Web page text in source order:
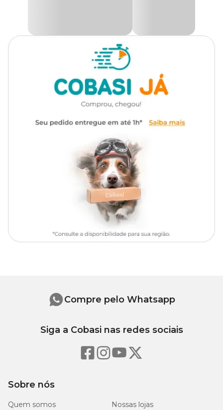
quem deseja destacar suas plantas de maneira sofisticada. Ele
combina com diferentes estilos de decoração e pode ser usado
tanto em espaços internos quanto externos, oferecendo beleza e
Encaixe Exclusivo Raiz
Cachepô Duepossui um encaixe exclusivo que transforma o
possui um encaixe exclusivo que transforma o vaso em uma peça
de destaque e originalidade. Ao empilhar os vasos, é possível criar
formas que lembram taças, castiçais ou até ampulhetas,
adicionando um toque de elegância e sofisticação ao ambiente.
Esse sistema de encaixe possibilita composições volumétricas que
enriquecem a decoração e realçam suas plantas de maneira
Com seu design inovador, o Cachepô Due pode ser usado tanto
individualmente quanto em duplas empilhadas, permitindo a
criação de diversas formas e arranjos. Ele oferece flexibilidade total
para criar novas combinações e formas, sendo perfeito para quem
Raiz Verde Militar
Cachepô Orquídea N°05 e Cachepô N°07.
valoriza funcionalidade, sustentabilidade e estilo. Aqui na Cobasi,
Cachepô Cuia Due Vasos Raiz Verde Militar
criar arranjos únicos e modernos, enquanto cuida do meio
Sobre nós
Quem somos
Nossas lojas
Compre pelo Whatsapp
Siga a Cobasi nas redes sociais